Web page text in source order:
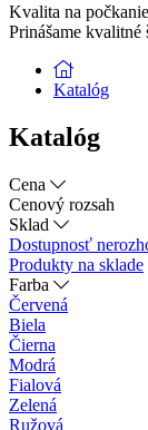
Kvalita na počkanie
Prinášame
Katalóg
Katalóg
Cena
Cenový rozsah
Sklad
Dostupnosť
Produkty na sklade
Farba
Červená
Biela
Čierna
Modrá
Fialová
Zelená
Ružová